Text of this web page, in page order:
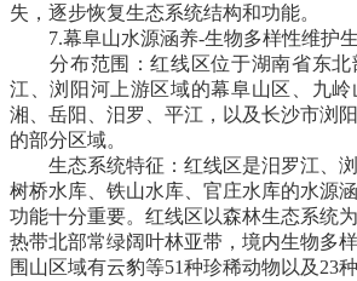
失，逐步恢复生态系统结构和功能。
7.幕阜山水源涵养-生物多样性维护生
分布范围：红线区位于湖南省东北
江、浏阳河上游区域的幕阜山区、九
湘、岳阳、汨罗、平江，以及长沙市浏
的部分区域。
生态系统特征：红线区是汨罗江、浏
树桥水库、铁山水库、官庄水库的水源
功能十分重要。红线区以森林生态系统
热带北部常绿阔叶林亚带，境内生物多
围山区域有云豹等51种珍稀动物以及23